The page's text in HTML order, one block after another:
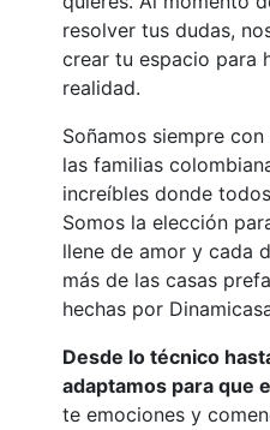
resolver tus dudas,
crear tu espacio para
realidad.
Soñamos siempre
las familias
increíbles donde
Somos la elección
llene de amor y cada
más de las casas
hechas por
Desde lo técnico
adaptamos para que
te emociones y